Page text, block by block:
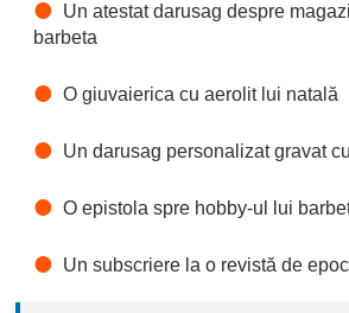
Un atestat darusag despre
barbeta
O giuvaierica cu aerolit lui natală
Un darusag personalizat gravat
O epistola spre hobby-ul lui
Un subscriere la o revistă de